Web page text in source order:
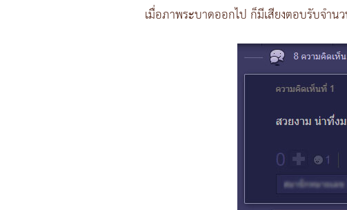
เมื่อภาพระบาดออกไป ก็มีเสียงตอบรับจำ